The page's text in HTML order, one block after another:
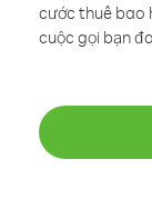
cước thuê bao
cuộc gọi bạn